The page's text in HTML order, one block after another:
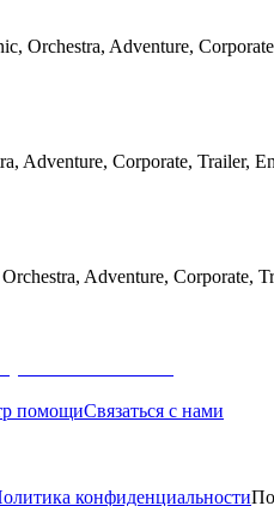
Orchestra, Adventure,
Adventure, Corporate, Trailer,
Adventure, Corporate,
помощиСвязаться с нами
конфиденциальности